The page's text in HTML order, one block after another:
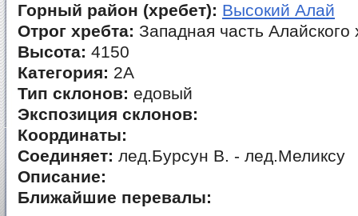
Горный район (хребет): Высокий Алай
Отрог хребта: Западная часть Алайского
Высота: 4150
Категория: 2А
Тип склонов: едовый
Экспозиция склонов:
Координаты:
Соединяет: лед.Бурсун В. - лед.Меликсу
Описание:
Ближайшие перевалы: